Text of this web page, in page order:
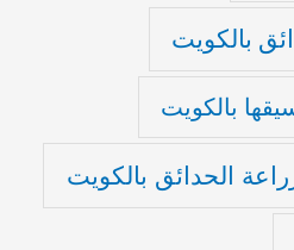
بالكويت
بالكويت
الحدائق بالكويت